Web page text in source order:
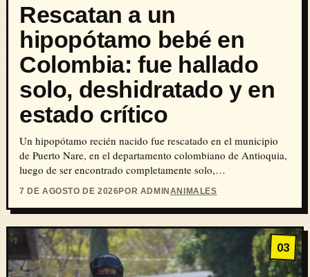
Rescatan a un
hipopótamo bebé en
Colombia: fue hallado
solo, deshidratado y en
estado crítico
Un hipopótamo recién nacido fue rescatado en el municipio
de Puerto Nare, en el departamento colombiano de Antioquia,
luego de ser encontrado completamente solo,…
7 DE AGOSTO DE 2026POR ADMINANIMALES
03